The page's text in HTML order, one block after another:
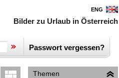
ENG
Bilder zu Urlaub in Österreich
Passwort vergessen?
Themen